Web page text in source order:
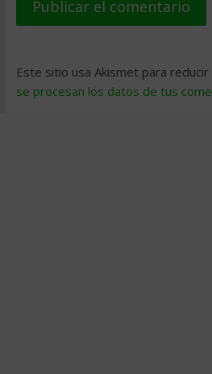
Este sitio usa Akismet para reducir
se procesan los datos de tus